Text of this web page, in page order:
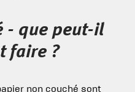
- que peut-il
faire ?
non couché sont